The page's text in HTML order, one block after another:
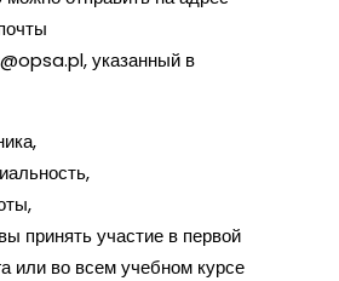
указанный в
принять участие в первой
или во всем учебном курсе